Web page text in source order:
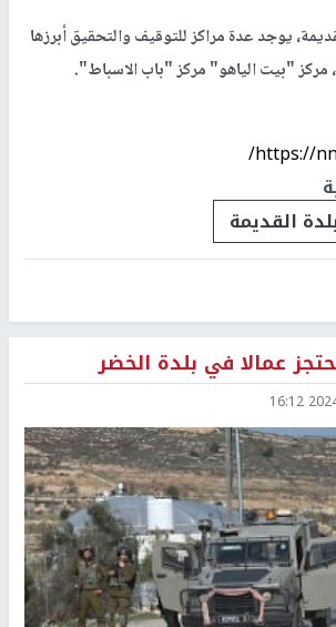
يوجد عدة مراكز للتوقيف والتحقيق أبرزها
"بيت الياهو" مركز "باب الاسباط".
https://
القديمة
عمالا في بلدة الخضر